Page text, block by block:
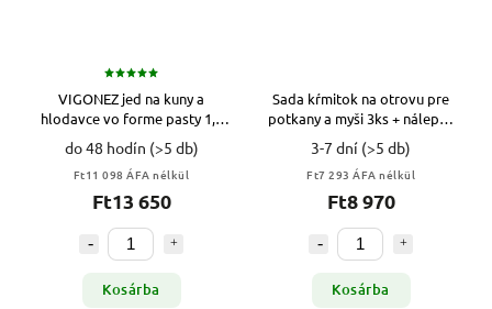
VIGONEZ jed na kuny a
hlodavce vo forme pasty 1,5
kg
do 48 hodín (>5 db)
Ft11 098 ÁFA nélkül
Ft13 650
Kosárba
Sada kŕmitok na otrovu pre
potkany a myši 3ks + nálepky
VYPR
3-7 dní (>5 db)
Ft7 293 ÁFA nélkül
Ft8 970
Kosárba